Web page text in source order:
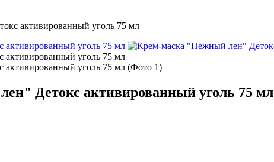
активированный уголь 75 мл
Детокс активированный уголь 75 мл